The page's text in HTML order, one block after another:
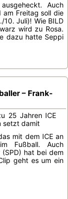
Auch
am Freitag soll die
10. Juli)! Wie BILD
wird zu Rosa.
dazu hatte Seppi
– Frank-
25 Jahren ICE
setzt damit
mit dem ICE an
Fußball. Auch
(SPD) hat bei dem
geht es um ein